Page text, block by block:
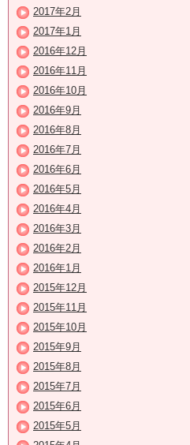
2017年2月
2017年1月
2016年12月
2016年11月
2016年10月
2016年9月
2016年8月
2016年7月
2016年6月
2016年5月
2016年4月
2016年3月
2016年2月
2016年1月
2015年12月
2015年11月
2015年10月
2015年9月
2015年8月
2015年7月
2015年6月
2015年5月